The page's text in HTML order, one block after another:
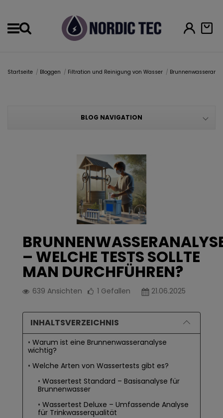
Startseite Bloggen Filtration und Reinigung von Wasser
BLOG NAVIGATION
– WELCHE TESTS SOLLTE
MAN DURCHFÜHREN?
639 Ansichten 1 Gefallen 21.06.2025
INHALTSVERZEICHNIS
Warum ist eine Brunnenwasseranalyse
wichtig?
Welche Arten von Wassertests gibt es?
Wassertest Standard – Basisanalyse für
Brunnenwasser
Wassertest Deluxe – Umfassende Analyse
für Trinkwasserqualität